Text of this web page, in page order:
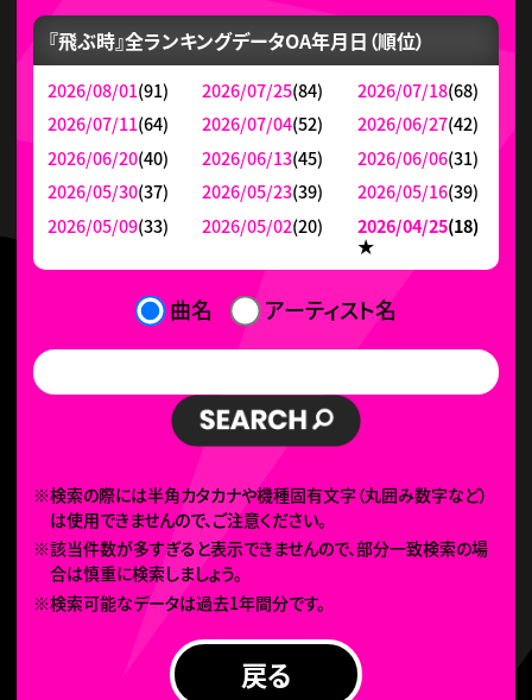
『飛ぶ時』全ランキングデータOA年月日（順位）
2026/08/01(91) 2026/07/25(84) 2026/07/18(68)
2026/07/11(64) 2026/07/04(52) 2026/06/27(42)
2026/06/20(40) 2026/06/13(45) 2026/06/06(31)
2026/05/30(37) 2026/05/23(39) 2026/05/16(39)
2026/05/09(33) 2026/05/02(20) 2026/04/25(18)
★
曲名 アーティスト名
※検索の際には半角カタカナや機種固有文字（丸囲み数字など）
は使用できませんので、ご注意ください。
※該当件数が多すぎると表示できませんので、部分一致検索の場
合は慎重に検索しましょう。
※検索可能なデータは過去1年間分です。
戻る